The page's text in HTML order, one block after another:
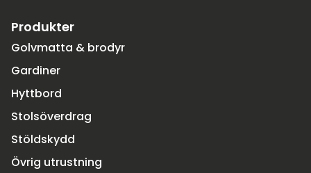
Produkter
Golvmatta & brodyr
Gardiner
Hyttbord
Stolsöverdrag
Stöldskydd
Övrig utrustning